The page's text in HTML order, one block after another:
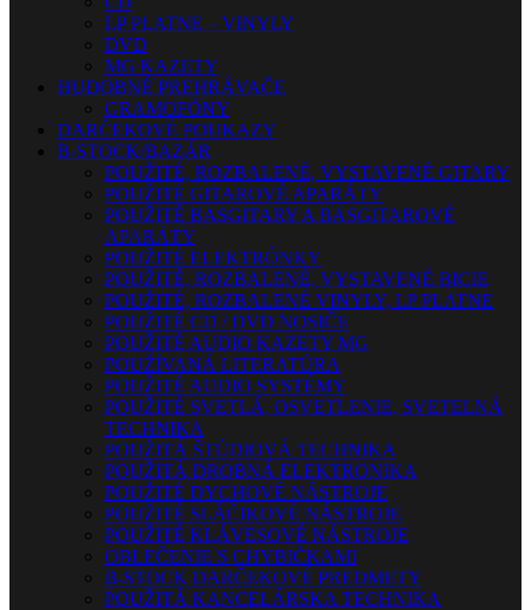
LP PLATNE – VINYLY
DVD
MG KAZETY
HUDOBNÉ PREHRÁVAČE
GRAMOFÓNY
DARČEKOVÉ POUKAZY
B-STOCK/BAZÁR
POUŽITÉ, ROZBALENÉ, VYSTAVENÉ GITARY
POUŽITÉ GITAROVÉ APARÁTY
POUŽITÉ BASGITARY A BASGITAROVÉ
APARÁTY
POUŽITÉ ELEKTRÓNKY
POUŽITÉ, ROZBALENÉ, VYSTAVENÉ BICIE
POUŽITÉ, ROZBALENÉ VINYLY, LP PLATNE
POUŽITÉ CD / DVD NOSIČE
POUŽITÉ AUDIO KAZETY MG
POUŽÍVANÁ LITERATÚRA
POUŽITÉ AUDIO SYSTÉMY
POUŽITÉ SVETLÁ, OSVETLENIE, SVETELNÁ
TECHNIKA
POUŽITÁ ŠTÚDIOVÁ TECHNIKA
POUŽITÁ DROBNÁ ELEKTRONIKA
POUŽITÉ DYCHOVÉ NÁSTROJE
POUŽITÉ SLÁČIKOVÉ NÁSTROJE
POUŽITÉ KLÁVESOVÉ NÁSTROJE
OBLEČENIE S CHYBIČKAMI
B-STOCK DARČEKOVÉ PREDMETY
POUŽITÁ KANCELÁRSKA TECHNIKA